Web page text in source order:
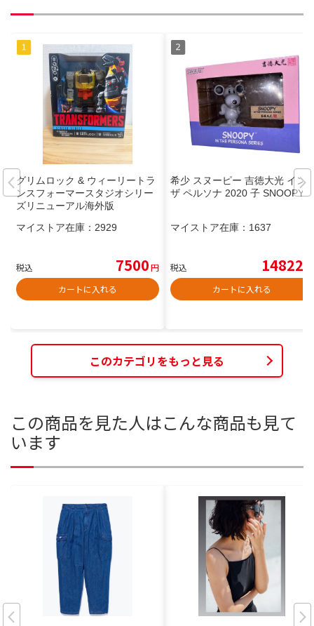
グリムロック & ウィーリートラ
ンスフォーマースタジオシリー
ズリニューアル海外版
マイストア在庫： 2929
税込 7500円
カートに入れる
希少 スヌーピー 吉徳大光 イン
ザ ペルソナ 2020 子 SNOOPY
マイストア在庫： 1637
税込 14822
カートに入れる
このカテゴリをもっと見る
この商品を見た人はこんな商品も見て
います